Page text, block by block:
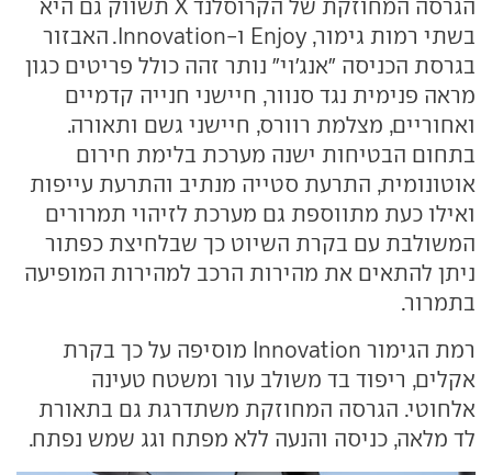
הגרסה המחוזקת של הקרוסלנד X תשווק גם היא
בשתי רמות גימור, Enjoy ו-Innovation. האבזור
בגרסת הכניסה "אנג'וי" נותר זהה כולל פריטים כגון
מראה פנימית נגד סנוור, חיישני חנייה קדמיים
ואחוריים, מצלמת רוורס, חיישני גשם ותאורה.
בתחום הבטיחות ישנה מערכת בלימת חירום
אוטונומית, התרעת סטייה מנתיב והתרעת עייפות
ואילו כעת מתווספת גם מערכת לזיהוי תמרורים
המשולבת עם בקרת השיוט כך שבלחיצת כפתור
ניתן להתאים את מהירות הרכב למהירות המופיעה
בתמרור.
רמת הגימור Innovation מוסיפה על כך בקרת
אקלים, ריפוד בד משולב עור ומשטח טעינה
אלחוטי. הגרסה המחוזקת משתדרגת גם בתאורת
לד מלאה, כניסה והנעה ללא מפתח וגג שמש נפתח.